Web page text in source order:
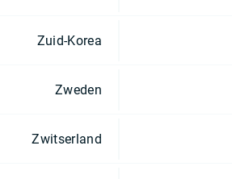
Zuid-Korea
Zweden
Zwitserland